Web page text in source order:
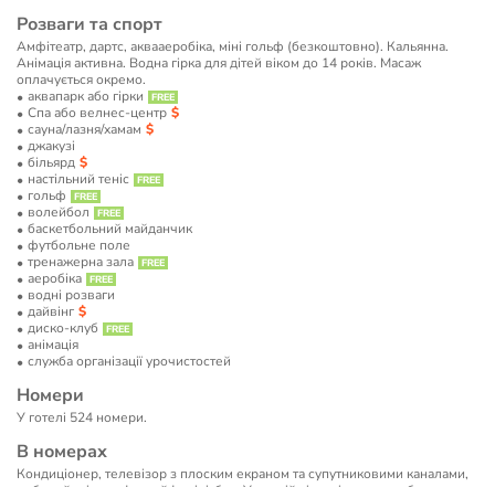
Розваги та спорт
Амфітеатр, дартс, аквааеробіка, міні гольф (безкоштовно). Кальянна.
Анімація активна. Водна гірка для дітей віком до 14 років. Масаж
оплачується окремо.
аквапарк або гірки
Спа або велнес-центр
сауна/лазня/хамам
джакузі
більярд
настільний теніс
гольф
волейбол
баскетбольний майданчик
футбольне поле
тренажерна зала
аеробіка
водні розваги
дайвінг
диско-клуб
анімація
служба організації урочистостей
Номери
У готелі 524 номери.
В номерах
Кондиціонер, телевізор з плоским екраном та супутниковими каналами,